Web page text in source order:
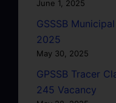
June 1, 2025
GSSSB
2025
May 30, 2025
GPSSB Tracer
245 Vacancy